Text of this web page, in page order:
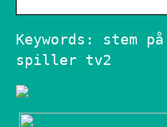
Keywords: stem
spiller tv2